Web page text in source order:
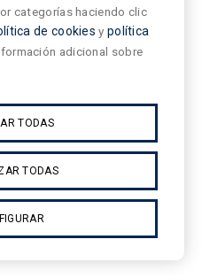
categorías haciendo clic
de cookies y política
adicional sobre
TODAS
TODAS